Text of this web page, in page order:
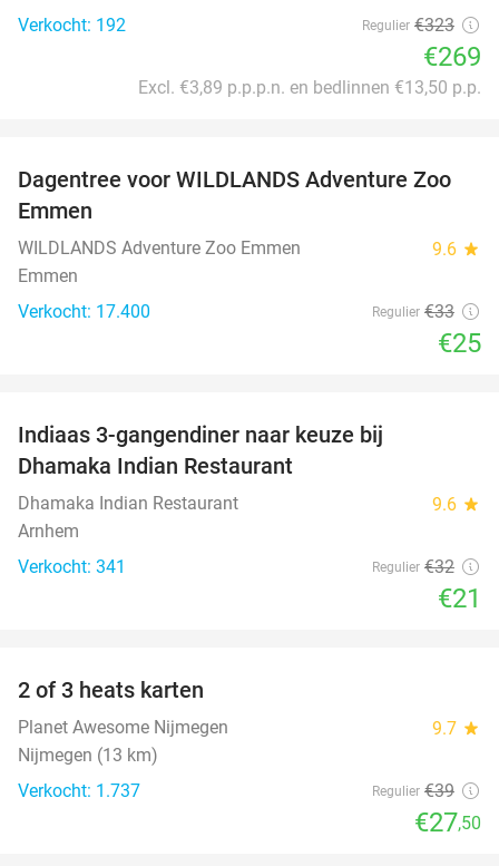
Verkocht: 192 Regulier €323
€269
Excl. €3,89 p.p.p.n. en bedlinnen €13,50 p.p.
24%
Dagentree voor WILDLANDS Adventure Zoo
Emmen
WILDLANDS Adventure Zoo Emmen 9.6 star
Emmen
Verkocht: 17.400
Regulier €33
€25
Indiaas 3-gangendiner naar keuze bij
Dhamaka Indian Restaurant
Dhamaka Indian Restaurant 9.6 star
Arnhem
Verkocht: 341
Regulier €32
€21
2 of 3 heats karten
Planet Awesome Nijmegen 9.7 star
Nijmegen (13 km)
Verkocht: 1.737
Regulier €39
€27,50